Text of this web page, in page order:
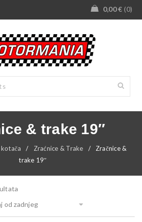
0,00€ 0
& trake 19″
/ Zraćnice & Trake /
Zračnice &
trake 19″
od zadnjeg